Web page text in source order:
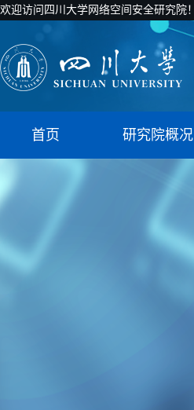
欢迎访问四川大学网络空间安全研究院！
首页 研究院概况